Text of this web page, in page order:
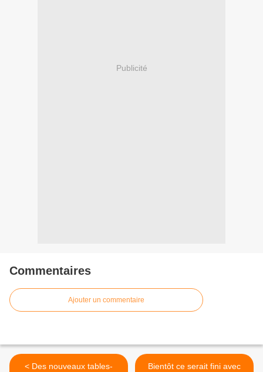
Publicité
Commentaires
Ajouter un commentaire
< Des nouveaux tables-
Bientôt ce serait fini avec